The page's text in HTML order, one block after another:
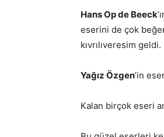
Hans Op de Beeck
eserini de çok
kıvrılıveresim geldi.
Yağız Özgen’in
Kalan birçok eseri